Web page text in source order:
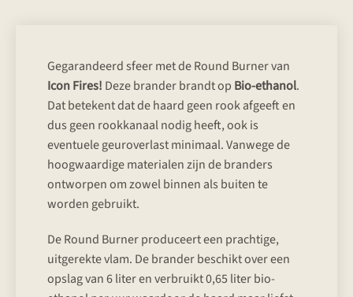
Gegarandeerd sfeer met de Round Burner van
Icon Fires! Deze brander brandt op Bio-ethanol.
Dat betekent dat de haard geen rook afgeeft en
dus geen rookkanaal nodig heeft, ook is
eventuele geuroverlast minimaal. Vanwege de
hoogwaardige materialen zijn de branders
ontworpen om zowel binnen als buiten te
worden gebruikt.
De Round Burner produceert een prachtige,
uitgerekte vlam. De brander beschikt over een
opslag van 6 liter en verbruikt 0,65 liter bio-